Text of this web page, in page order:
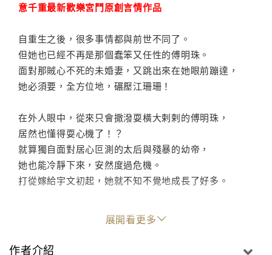
意千重最新歡樂宮鬥原創言情作品
自重生之後，很多事情都與前世不同了。
但她也已經不再是那個蠢笨又任性的傅明珠。
面對那賊心不死的未婚妻，又跳出來在她眼前蹦達，
她必須要，全方位地，碾壓江珊珊！
在外人眼中，從來只會撒潑耍橫大剌剌的傅明珠，
居然也懂得耍心機了！？
就算獨自面對居心叵測的太后與殘暴的幼帝，
她也能冷靜下來，安然度過危機。
打從嫁給宇文初起，她就不知不覺地成長了好多。
越和宇文初相處，她就發現自己忍不住地更喜歡他，
喜歡自己的丈夫又有什麼不對的呢？
更何況，兩情相悅的美好，是她兩輩子來做夢都想要
展開看更多
作者介紹